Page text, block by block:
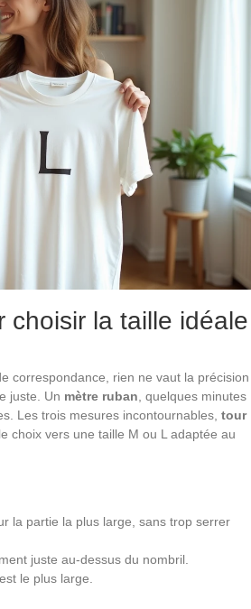
choisir la taille idéale
correspondance, rien ne vaut la précision
juste. Un mètre ruban , quelques minutes
Les trois mesures incontournables, tour
choix vers une taille M ou L adaptée au
la partie la plus large, sans trop serrer
juste au-dessus du nombril.
le plus large.